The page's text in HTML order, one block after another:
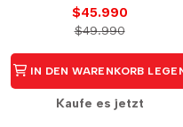
$45.990
$49.990
IN DEN WARENKORB
Kaufe es jetzt